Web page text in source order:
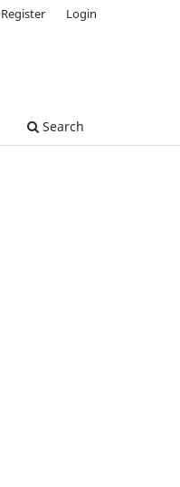
Search
Register Login